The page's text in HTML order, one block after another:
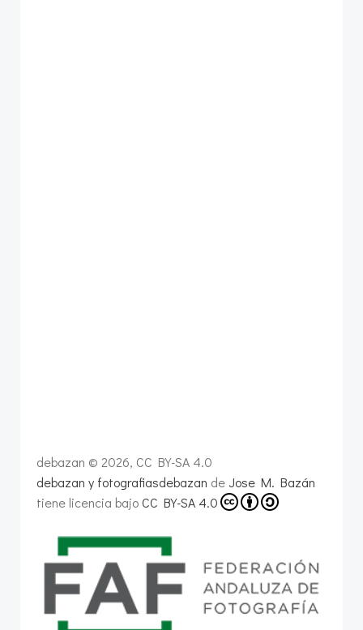
debazan © 2026, CC BY-SA 4.0
debazan y fotografiasdebazan de Jose M. Bazán
tiene licencia bajoCC BY-SA 4.0